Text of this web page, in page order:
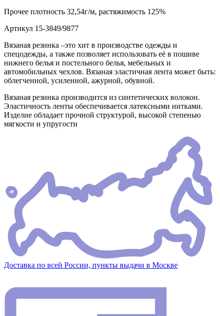
Прочее плотность 32,54г/м, растяжимость 125%
Артикул 15-3849/9877
Вязаная резинка –это хит в производстве одежды и
спецодежды, а также позволяет использовать её в пошиве
нижнего белья и постельного белья, мебельных и
автомобильных чехлов. Вязаная эластичная лента может быть:
облегченной, усиленной, ажурной, обувной.
Вязаная резинка производится из синтетических волокон.
Эластичность ленты обеспечивается латексными нитками.
Изделие обладает прочной структурой, высокой степенью
мягкости и упругости
Доставка по всей России, пункты выдачи в Москве